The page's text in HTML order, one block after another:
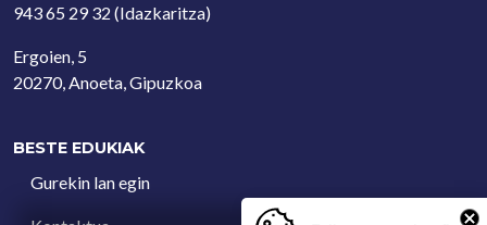
943 65 29 32 (Idazkaritza)
Ergoien, 5
20270, Anoeta, Gipuzkoa
BESTE EDUKIAK
Gurekin lan egin